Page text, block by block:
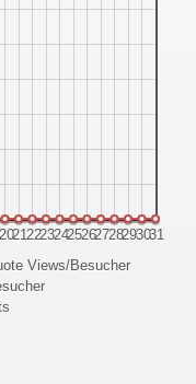
202122232425262728293031
Views/Besucher